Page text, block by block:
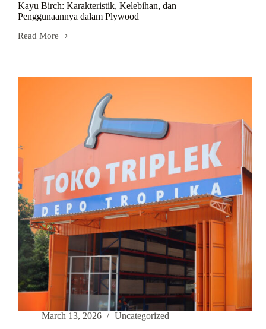
Kayu Birch: Karakteristik, Kelebihan, dan
Penggunaannya dalam Plywood
Read More
March 13, 2026 Uncategorized